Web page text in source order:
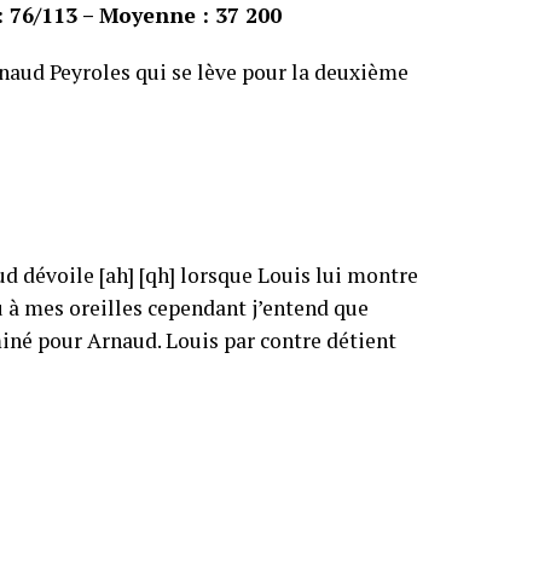
113 – Moyenne : 37 200
Peyroles qui se lève pour la deuxième
dévoile [ah] [qh] lorsque Louis lui montre
à mes oreilles cependant j’entend que
pour Arnaud. Louis par contre détient